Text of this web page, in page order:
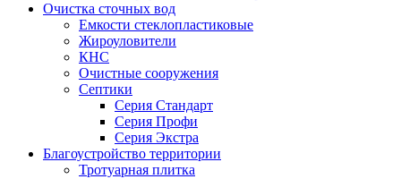
Очистка сточных вод
Емкости стеклопластиковые
Жироуловители
КНС
Очистные сооружения
Септики
Серия Стандарт
Серия Профи
Серия Экстра
Благоустройство территории
Тротуарная плитка